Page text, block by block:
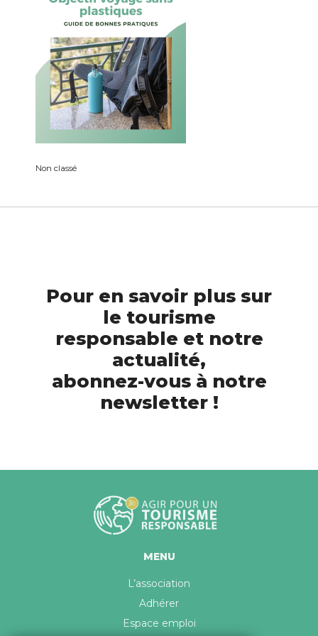
Non classé
Pour en savoir plus sur
le tourisme
responsable et notre
actualité,
abonnez-vous à notre
newsletter !
MENU
L’association
Adhérer
Espace emploi